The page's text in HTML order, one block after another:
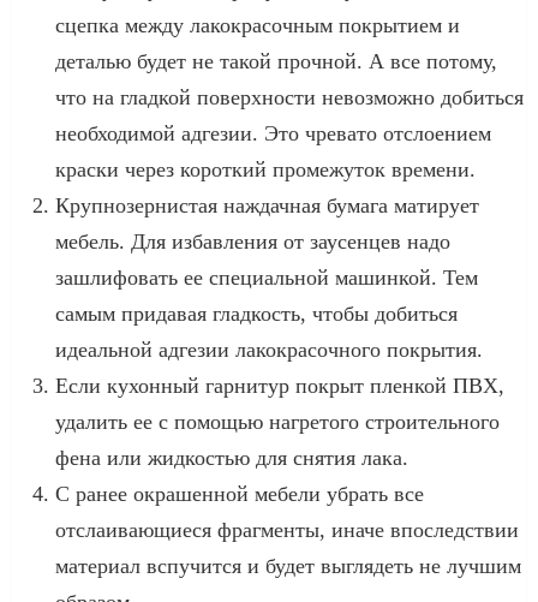
сцепка между лакокрасочным покрытием и
деталью будет не такой прочной. А все потому,
что на гладкой поверхности невозможно добиться
необходимой адгезии. Это чревато отслоением
краски через короткий промежуток времени.
Крупнозернистая наждачная бумага матирует
мебель. Для избавления от заусенцев надо
зашлифовать ее специальной машинкой. Тем
самым придавая гладкость, чтобы добиться
идеальной адгезии лакокрасочного покрытия.
Если кухонный гарнитур покрыт пленкой ПВХ,
удалить ее с помощью нагретого строительного
фена или жидкостью для снятия лака.
С ранее окрашенной мебели убрать все
отслаивающиеся фрагменты, иначе впоследствии
материал вспучится и будет выглядеть не лучшим